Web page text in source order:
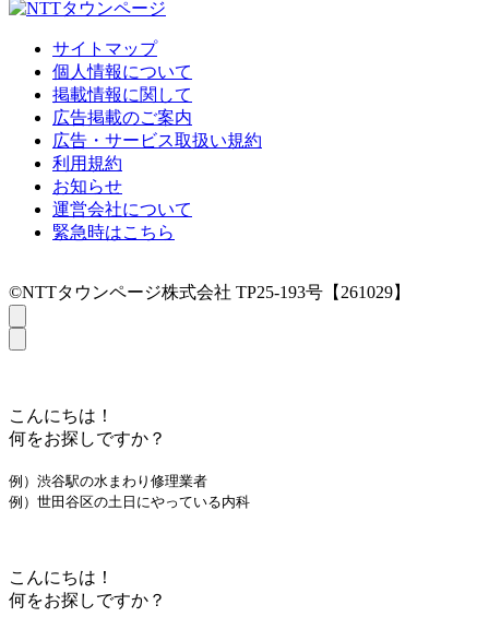
サイトマップ
個人情報について
掲載情報に関して
広告掲載のご案内
広告・サービス取扱い規約
利用規約
お知らせ
運営会社について
緊急時はこちら
©NTTタウンページ株式会社 TP25-193号【261029】
こんにちは！
何をお探しですか？
例）渋谷駅の水まわり修理業者
例）世田谷区の土日にやっている内科
こんにちは！
何をお探しですか？